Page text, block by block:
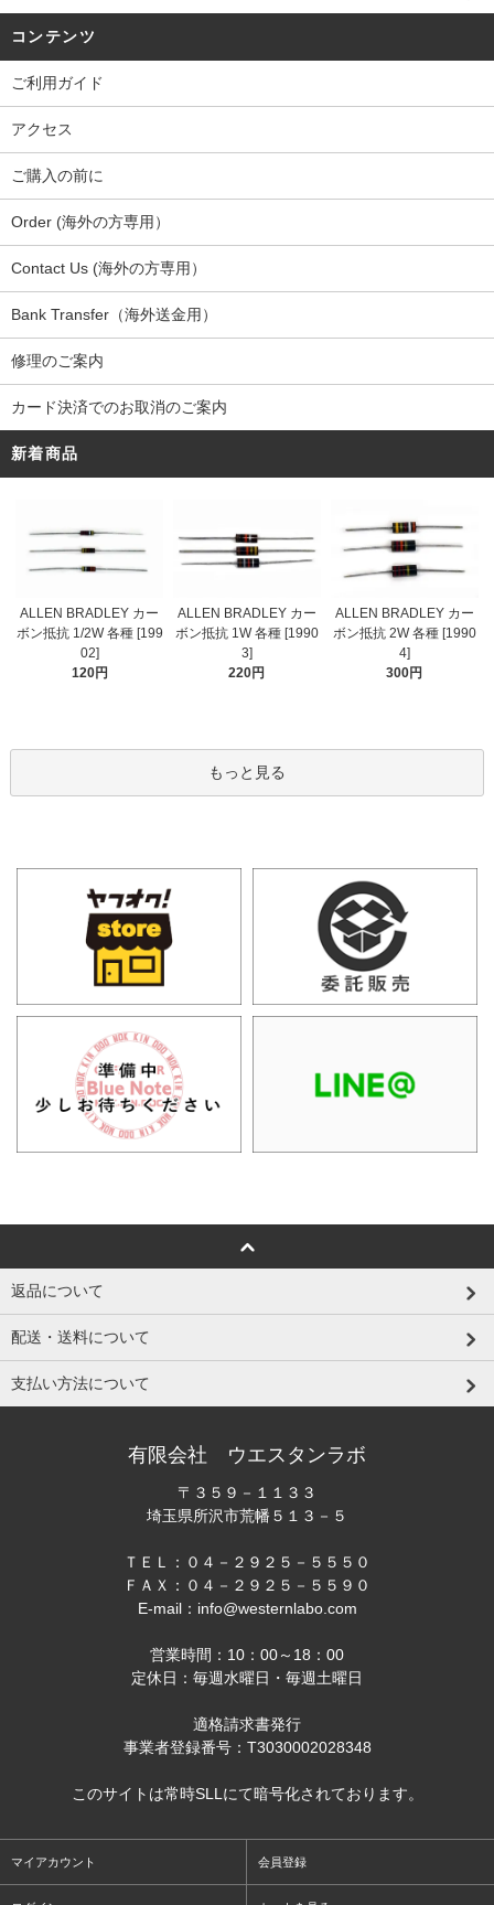
コンテンツ
ご利用ガイド
アクセス
ご購入の前に
Order (海外の方専用）
Contact Us (海外の方専用）
Bank Transfer（海外送金用）
修理のご案内
カード決済でのお取消のご案内
新着商品
ALLEN BRADLEY カー
ボン抵抗 1/2W 各種 [199
02]
120円
ALLEN BRADLEY カー
ボン抵抗 1W 各種 [1990
3]
220円
ALLEN BRADLEY カー
ボン抵抗 2W 各種 [1990
4]
300円
もっと見る
返品について
配送・送料について
支払い方法について
有限会社 ウエスタンラボ
〒３５９－１１３３
埼玉県所沢市荒幡５１３－５
ＴＥＬ：０４－２９２５－５５５０
ＦＡＸ：０４－２９２５－５５９０
E-mail：info@westernlabo.com
営業時間：10：00～18：00
定休日：毎週水曜日・毎週土曜日
適格請求書発行
事業者登録番号：T3030002028348
このサイトは常時SLLにて暗号化されております。
マイアカウント 会員登録